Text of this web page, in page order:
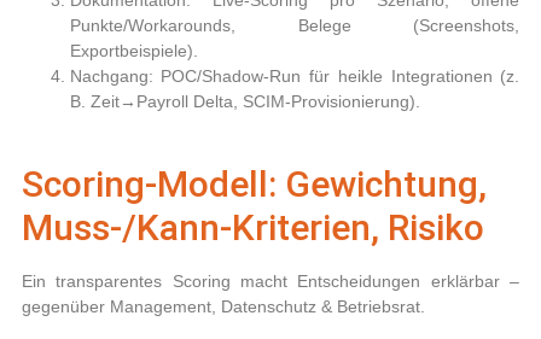
Punkte/Workarounds, Belege (Screenshots,
Exportbeispiele).
Nachgang: POC/Shadow-Run für heikle Integrationen (z.
B. Zeit→Payroll Delta, SCIM-Provisionierung).
Scoring-Modell: Gewichtung,
Muss-/Kann-Kriterien, Risiko
Ein transparentes Scoring macht Entscheidungen erklärbar –
gegenüber Management, Datenschutz & Betriebsrat.